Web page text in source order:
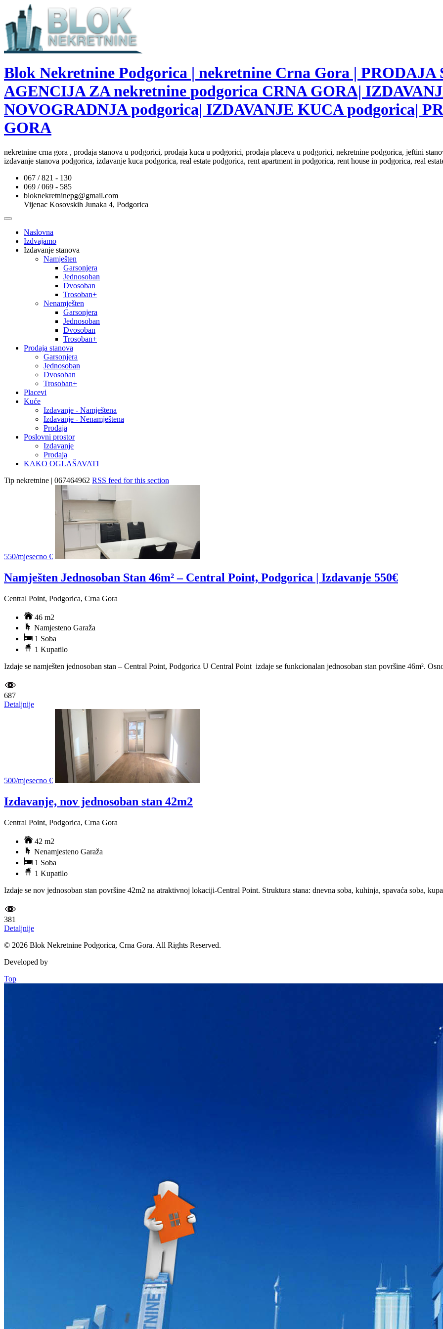
Blok Nekretnine Podgorica | nekretnine Crna Gora | PRODAJA
AGENCIJA ZA nekretnine podgorica CRNA GORA|
NOVOGRADNJA podgorica| IZDAVANJE KUCA podgorica|
GORA
nekretnine crna gora , prodaja stanova u podgorici, prodaja kuca u podgorici, prodaja placeva u podgorici, nekretnine podgorica, jeftini
izdavanje stanova podgorica, izdavanje kuca podgorica, real estate podgorica, rent apartment in podgorica, rent house in podgorica, real
067 / 821 - 130
069 / 069 - 585
bloknekretninepg@gmail.com
Vijenac Kosovskih Junaka 4, Podgorica
Naslovna
Izdvajamo
Izdavanje stanova
Namješten
Garsonjera
Jednosoban
Dvosoban
Trosoban+
Nenamješten
Garsonjera
Jednosoban
Dvosoban
Trosoban+
Prodaja stanova
Garsonjera
Jednosoban
Dvosoban
Trosoban+
Placevi
Kuće
Izdavanje - Namještena
Izdavanje - Nenamještena
Prodaja
Poslovni prostor
Izdavanje
Prodaja
KAKO OGLAŠAVATI
Tip nekretnine | 067464962 RSS feed for this section
550/mjesecno €
Namješten Jednosoban Stan 46m² – Central Point, Podgorica | Izdavanje 550€
Central Point, Podgorica, Crna Gora
46 m2
Namjesteno Garaža
1 Soba
1 Kupatilo
Izdaje se namješten jednosoban stan – Central Point, Podgorica U Central Point izdaje se funkcionalan jednosoban stan površine 46m².
687
Detaljnije
500/mjesecno €
Izdavanje, nov jednosoban stan 42m2
Central Point, Podgorica, Crna Gora
42 m2
Nenamjesteno Garaža
1 Soba
1 Kupatilo
Izdaje se nov jednosoban stan površine 42m2 na atraktivnoj lokaciji-Central Point. Struktura stana: dnevna soba, kuhinja, spavaća soba,
381
Detaljnije
© 2026 Blok Nekretnine Podgorica, Crna Gora. All Rights Reserved.
Developed by
Top